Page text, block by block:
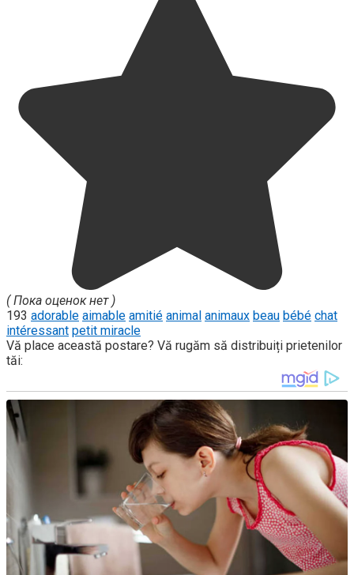
( Пока оценок нет )
193 adorable aimable amitié animal animaux beau bébé chat
intéressant petit miracle
Vă place această postare? Vă rugăm să distribuiți prietenilor
tăi: